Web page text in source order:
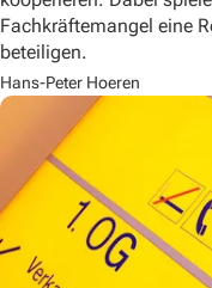
Fachkräftemangel eine
beteiligen.
Hans-Peter Hoeren